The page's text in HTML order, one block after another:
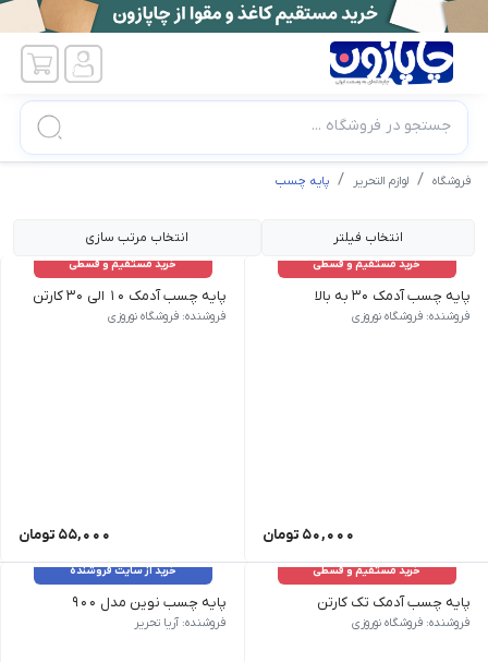
جستجو در فروشگاه ...
فروشگاه لوازم التحریر پایه چسب
انتخاب فیلتر انتخاب مرتب سازی
خرید مستقیم و قسطی
پایه چسب آدمک ۳۰ به بالا
فروشنده: فروشگاه نوروزی
50,000 تومان
خرید مستقیم و قسطی
پایه چسب آدمک ۱۰ الی ۳۰ کارتن
فروشنده: فروشگاه نوروزی
55,000 تومان
خرید مستقیم و قسطی
پایه چسب آدمک تک کارتن
تک کارتن ۶۰ ۱۰ الی ۳۰ کارتن ۵۵ ۳۰ به بالا ۵۰ تومان
فروشنده: فروشگاه نوروزی
خرید از سایت فروشنده
پایه چسب نوین مدل 900
کشور سازنده ایران | رنگ زرد, سورمه ای, طوسی,
فروشنده: آریا تحریر